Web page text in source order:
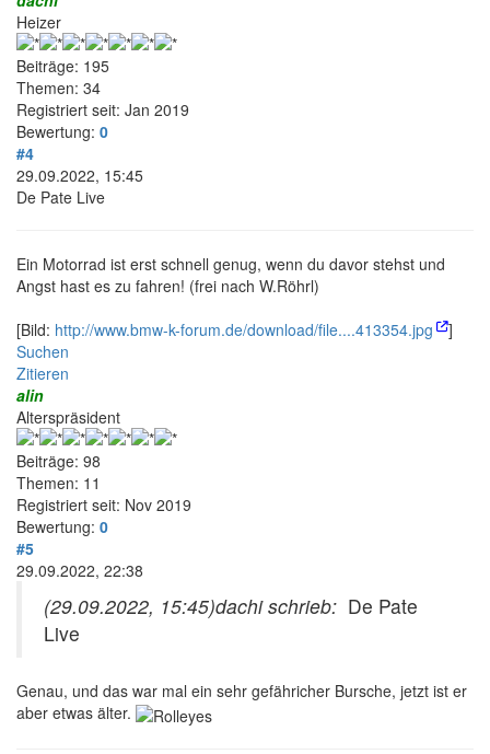
Heizer
Beiträge: 195
Themen: 34
Registriert seit: Jan 2019
Bewertung: 0
#4
29.09.2022, 15:45
De Pate Live
Ein Motorrad ist erst schnell genug, wenn du davor stehst und
Angst hast es zu fahren! (frei nach W.Röhrl)
[Bild: http://www.bmw-k-forum.de/download/file....413354.jpg
]
Suchen
Zitieren
alin
Alterspräsident
Beiträge: 98
Themen: 11
Registriert seit: Nov 2019
Bewertung: 0
#5
29.09.2022, 22:38
(29.09.2022, 15:45)dachi schrieb: De Pate
Live
Genau, und das war mal ein sehr gefähricher Bursche, jetzt ist er
aber etwas älter.